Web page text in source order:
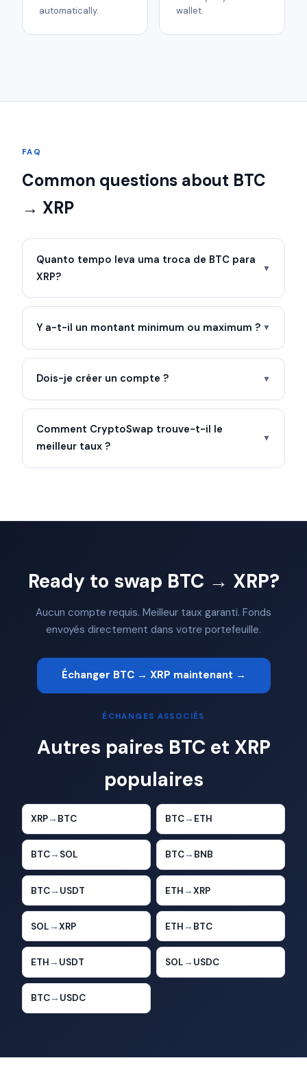
automatically.
wallet.
FAQ
Common questions about BTC
→ XRP
Quanto tempo leva uma troca de BTC para
XRP?
▼
Y a-t-il un montant minimum ou maximum ? ▼
Dois-je créer un compte ? ▼
Comment CryptoSwap trouve-t-il le
meilleur taux ?
▼
Ready to swap BTC → XRP?
Aucun compte requis. Meilleur taux garanti. Fonds
envoyés directement dans votre portefeuille.
Échanger BTC → XRP maintenant →
ÉCHANGES ASSOCIÉS
Autres paires BTC et XRP
populaires
XRP→ BTC BTC→ ETH
BTC→ SOL BTC→ BNB
BTC→ USDT ETH →XRP
SOL →XRP ETH → BTC
ETH → USDT SOL → USDC
BTC→ USDC